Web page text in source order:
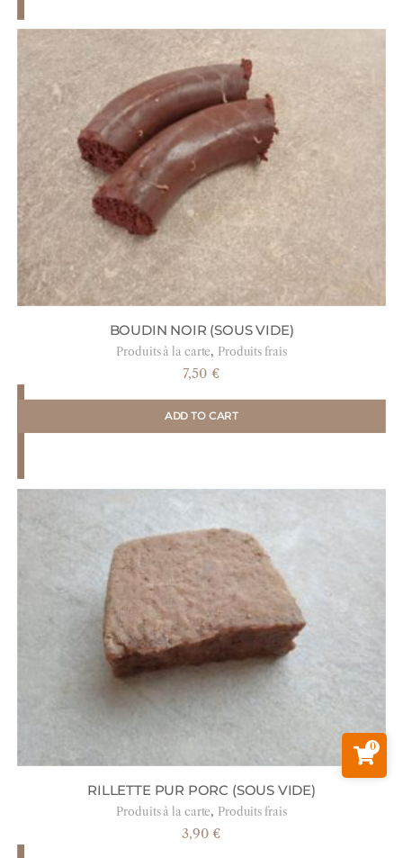
BOUDIN NOIR (SOUS VIDE)
Produits à la carte, Produits frais
7,50 €
ADD TO CART
RILLETTE PUR PORC (SOUS VIDE)
Produits à la carte, Produits frais
3,90€
0